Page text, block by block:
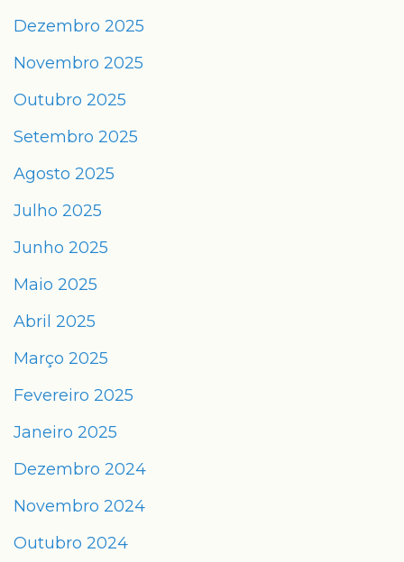
Dezembro 2025
Novembro 2025
Outubro 2025
Setembro 2025
Agosto 2025
Julho 2025
Junho 2025
Maio 2025
Abril 2025
Março 2025
Fevereiro 2025
Janeiro 2025
Dezembro 2024
Novembro 2024
Outubro 2024